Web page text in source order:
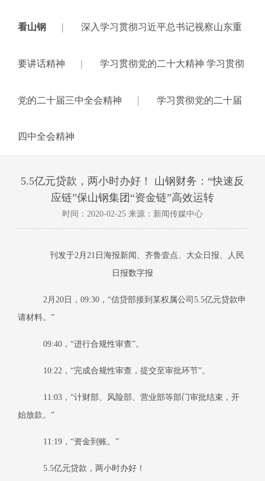
看山钢 | 深入学习贯彻习近平总书记视察山东重
要讲话精神 | 学习贯彻党的二十大精神 学习贯彻
党的二十届三中全会精神 | 学习贯彻党的二十届
四中全会精神
5.5亿元贷款，两小时办好！ 山钢财务：“快速反
应链”保山钢集团“资金链”高效运转
时间：2020-02-25 来源：新闻传媒中心
刊发于2月21日海报新闻、齐鲁壹点、大众日报、人民
日报数字报
2月 20日 ， 09:30，“信贷部接到某权属公司 5.5亿元贷款申
请材料。”
09:40，“进行合规性审查”。
10:22，“完成合规性审查，提交至审批环节”。
11:03，“计财部、风险部、营业部等部门审批结束，开
始放款。”
11:19，“资金到账。”
5.5亿元贷款，两小时办好！